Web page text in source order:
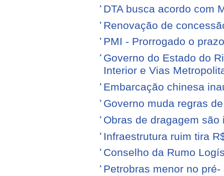
DTA busca acordo com
Renovação de
PMI - Prorrogado o
Governo do Estado do
Interior e Vias
Embarcação chinesa
Governo muda regras
Obras de dragagem
Infraestrutura ruim tira
Conselho da Rumo
Petrobras menor no pré-